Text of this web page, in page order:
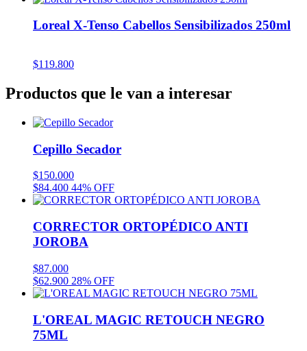
Loreal X-Tenso Cabellos Sensibilizados 250ml
$119.800
Productos que le van a interesar
Cepillo Secador
$150.000
$84.400 44% OFF
CORRECTOR ORTOPÉDICO ANTI
JOROBA
$87.000
$62.900 28% OFF
L'OREAL MAGIC RETOUCH NEGRO
75ML